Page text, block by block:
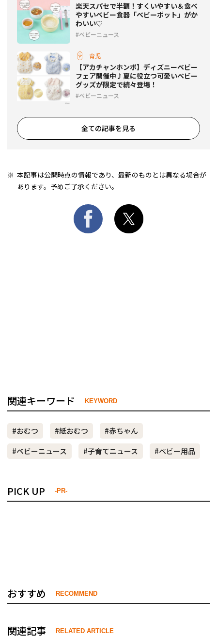
楽天スパセで半額！すくいやすい＆食べ
やすいベビー食器「ベビーポット」がか
わいい♡
ベビーニュース
育児
【アカチャンホンポ】ディズニーベビー
フェア開催中♪夏に役立つ可愛いベビー
グッズが限定で続々登場！
ベビーニュース
全ての記事を見る
本記事は公開時点の情報であり、最新のものとは異なる場合が
あります。予めご了承ください。
関連キーワード KEYWORD
#おむつ #紙おむつ
#赤ちゃん
#ベビーニュース
#子育てニュース #ベビー用品
PICK UP -PR-
おすすめ RECOMMEND
関連記事 RELATED ARTICLE